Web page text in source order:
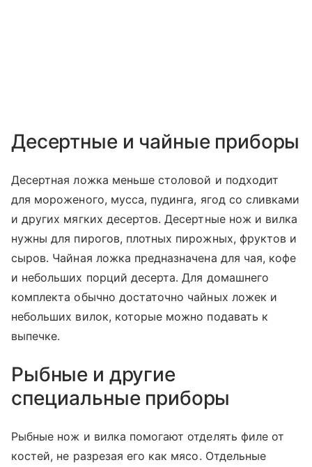
Десертные и чайные приборы
Десертная ложка меньше столовой и подходит
для мороженого, мусса, пудинга, ягод со сливками
и других мягких десертов. Десертные нож и вилка
нужны для пирогов, плотных пирожных, фруктов и
сыров. Чайная ложка предназначена для чая, кофе
и небольших порций десерта. Для домашнего
комплекта обычно достаточно чайных ложек и
небольших вилок, которые можно подавать к
выпечке.
Рыбные и другие
специальные приборы
Рыбные нож и вилка помогают отделять филе от
костей, не разрезая его как мясо. Отдельные